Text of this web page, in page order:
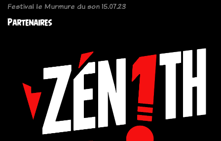
Festival le Murmure du son 15.07.23
Partenaires